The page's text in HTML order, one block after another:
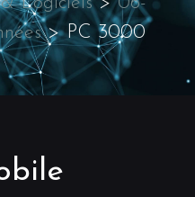
>PC 3000